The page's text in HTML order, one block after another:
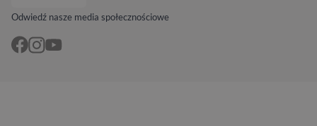
Odwiedź nasze media społecznościowe